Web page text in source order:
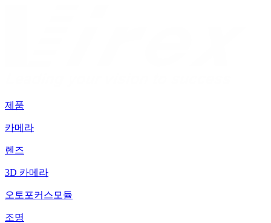
제품
카메라
렌즈
3D 카메라
오토포커스모듈
조명